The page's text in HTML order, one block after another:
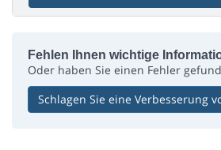
Fehlen Ihnen wichtige
Oder haben Sie einen Fehler
Schlagen Sie eine Verbesserung